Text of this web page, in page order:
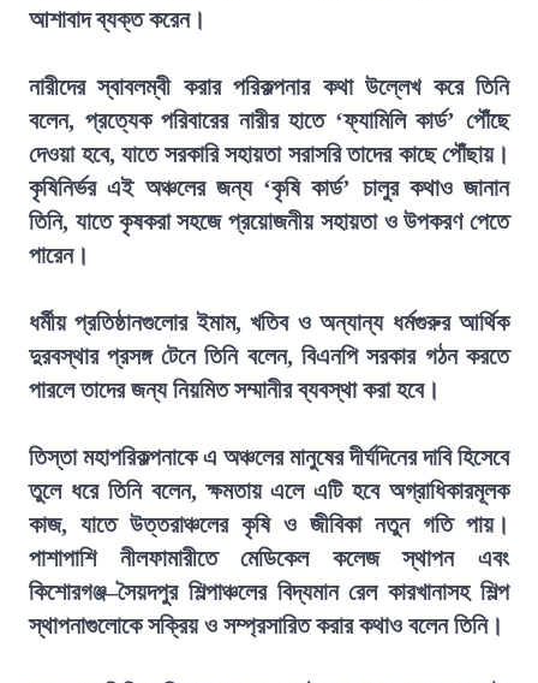
আশাবাদ ব্যক্ত করেন।
নারীদের স্বাবলম্বী করার পরিকল্পনার কথা উল্লেখ করে তিনি
বলেন, প্রত্যেক পরিবারের নারীর হাতে ‘ফ্যামিলি কার্ড’ পৌঁছে
দেওয়া হবে, যাতে সরকারি সহায়তা সরাসরি তাদের কাছে পৌঁছায়।
কৃষিনির্ভর এই অঞ্চলের জন্য ‘কৃষি কার্ড’ চালুর কথাও জানান
তিনি, যাতে কৃষকরা সহজে প্রয়োজনীয় সহায়তা ও উপকরণ পেতে
পারেন।
ধর্মীয় প্রতিষ্ঠানগুলোর ইমাম, খতিব ও অন্যান্য ধর্মগুরুর আর্থিক
দুরবস্থার প্রসঙ্গ টেনে তিনি বলেন, বিএনপি সরকার গঠন করতে
পারলে তাদের জন্য নিয়মিত সম্মানীর ব্যবস্থা করা হবে।
তিস্তা মহাপরিকল্পনাকে এ অঞ্চলের মানুষের দীর্ঘদিনের দাবি হিসেবে
তুলে ধরে তিনি বলেন, ক্ষমতায় এলে এটি হবে অগ্রাধিকারমূলক
কাজ, যাতে উত্তরাঞ্চলের কৃষি ও জীবিকা নতুন গতি পায়।
পাশাপাশি নীলফামারীতে মেডিকেল কলেজ স্থাপন এবং
কিশোরগঞ্জ–সৈয়দপুর শিল্পাঞ্চলের বিদ্যমান রেল কারখানাসহ শিল্প
স্থাপনাগুলোকে সক্রিয় ও সম্প্রসারিত করার কথাও বলেন তিনি।